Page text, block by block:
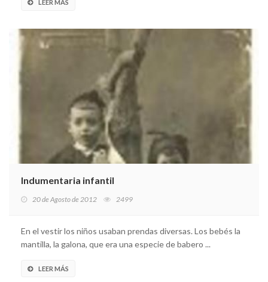
LEER MÁS
Indumentaria infantil
20 de Agosto de 2012 2499
En el vestir los niños usaban prendas diversas. Los bebés la
mantilla, la galona, que era una especie de babero ...
LEER MÁS